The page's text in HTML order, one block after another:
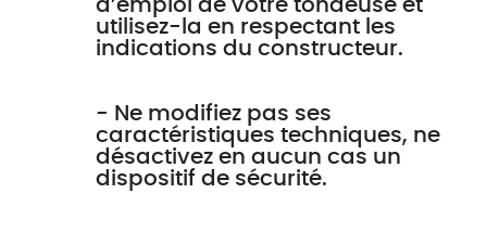
d’emploi de votre tondeuse et
utilisez-la en respectant les
indications du constructeur.
- Ne modifiez pas ses
caractéristiques techniques, ne
désactivez en aucun cas un
dispositif de sécurité.